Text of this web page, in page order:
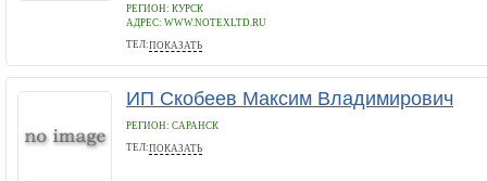
РЕГИОН: КУРСК
АДРЕС: WWW.NOTEXLTD.RU
ТЕЛ:ПОКАЗАТЬ
(4712)31-17-13
ИП Скобеев Максим Владимирович
РЕГИОН: САРАНСК
ТЕЛ:ПОКАЗАТЬ
+79271797821